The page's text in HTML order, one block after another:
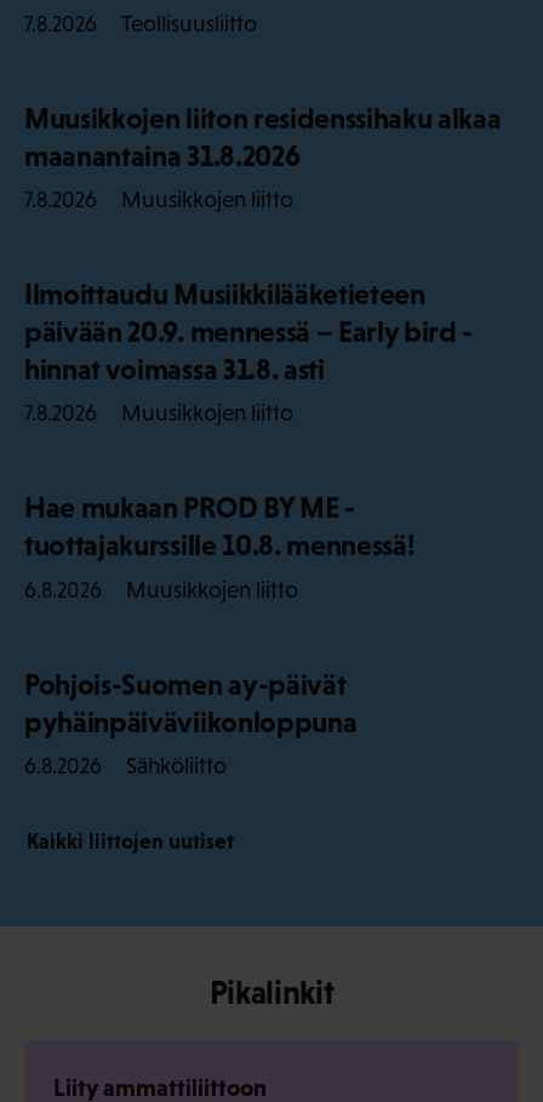
7.8.2026 Teollisuusliitto
Muusikkojen liiton residenssihaku alkaa
maanantaina 31.8.2026
7.8.2026 Muusikkojen liitto
Ilmoittaudu Musiikkilääketieteen
päivään 20.9. mennessä – Early bird -
hinnat voimassa 31.8. asti
7.8.2026 Muusikkojen liitto
Hae mukaan PROD BY ME -
tuottajakurssille 10.8. mennessä!
6.8.2026 Muusikkojen liitto
Pohjois-Suomen ay-päivät
pyhäinpäiväviikonloppuna
6.8.2026 Sähköliitto
Kaikki liittojen uutiset
Pikalinkit
Liity ammattiliittoon